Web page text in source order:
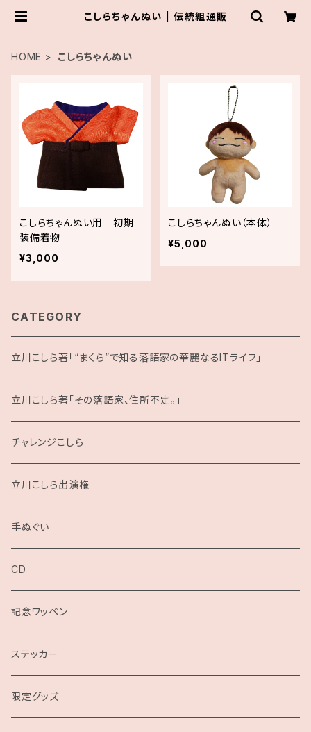
こしらちゃんぬい | 伝統組通販
HOME こしらちゃんぬい
こしらちゃんぬい用 初期
装備着物
¥3,000
こしらちゃんぬい（本体）
¥5,000
CATEGORY
立川こしら著「“まくら”で知る落語家の華麗なるITライフ」
立川こしら著「その落語家、住所不定。」
チャレンジこしら
立川こしら出演権
手ぬぐい
CD
記念ワッペン
ステッカー
限定グッズ